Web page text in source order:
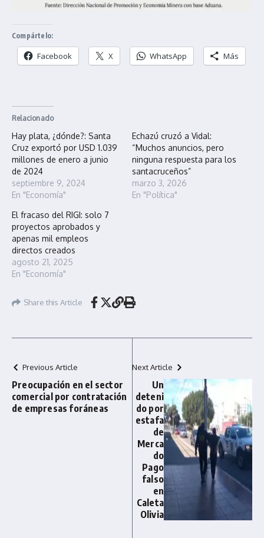
Compártelo:
Facebook X WhatsApp Más
Relacionado
Hay plata, ¿dónde?: Santa
Cruz exportó por USD 1.039
millones de enero a junio
de 2024
septiembre 9, 2024
En "Economía"
Echazú cruzó a Vidal:
“Muchos anuncios, pero
ninguna respuesta para los
santacruceños”
marzo 3, 2026
En "Política"
El fracaso del RIGI: solo 7
proyectos aprobados y
apenas mil empleos
directos creados
agosto 21, 2025
En "Economía"
Share this Article
Previous Article
Preocupación en el sector
comercial por contratación
de empresas foráneas
Next Article
Un
deteni
do por
estafa
de
Merca
do
Pago
falso
en
Caleta
Olivia